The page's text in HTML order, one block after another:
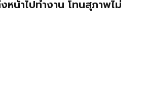
หน้าไปทำงาน โทนสุภาพไม่